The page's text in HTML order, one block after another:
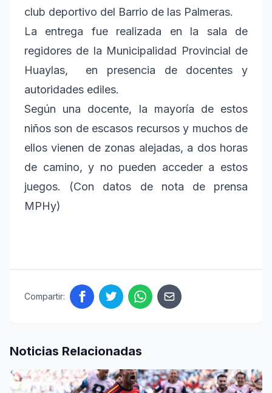
club deportivo del Barrio de las Palmeras.
La entrega fue realizada en la sala de
regidores de la Municipalidad Provincial de
Huaylas, en presencia de docentes y
autoridades ediles.
Según una docente, la mayoría de estos
niños son de escasos recursos y muchos de
ellos vienen de zonas alejadas, a dos horas
de camino, y no pueden acceder a estos
juegos. (Con datos de nota de prensa
MPHy)
Compartir:
Noticias Relacionadas